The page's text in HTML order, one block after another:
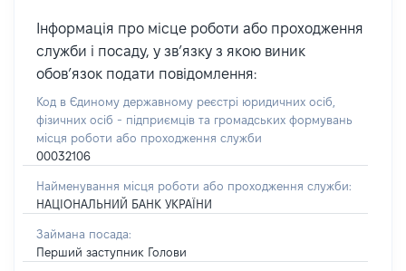
Інформація про місце роботи або проходження
служби і посаду, у зв’язку з якою виник
обов’язок подати повідомлення:
Код в Єдиному державному реєстрі юридичних осіб,
фізичних осіб - підприємців та громадських формувань
місця роботи або проходження служби
00032106
Найменування місця роботи або проходження служби:
НАЦІОНАЛЬНИЙ БАНК УКРАЇНИ
Займана посада:
Перший заступник Голови